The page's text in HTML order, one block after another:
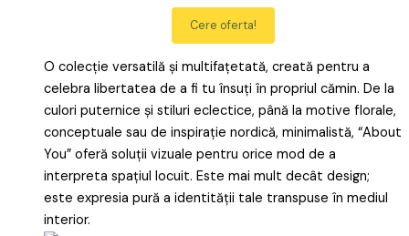
Cere oferta!
O colecție versatilă și multifațetată, creată pentru a
celebra libertatea de a fi tu însuți în propriul cămin. De la
culori puternice și stiluri eclectice, până la motive florale,
conceptuale sau de inspirație nordică, minimalistă, “About
You” oferă soluții vizuale pentru orice mod de a
interpreta spațiul locuit. Este mai mult decât design;
este expresia pură a identității tale transpuse în mediul
interior.